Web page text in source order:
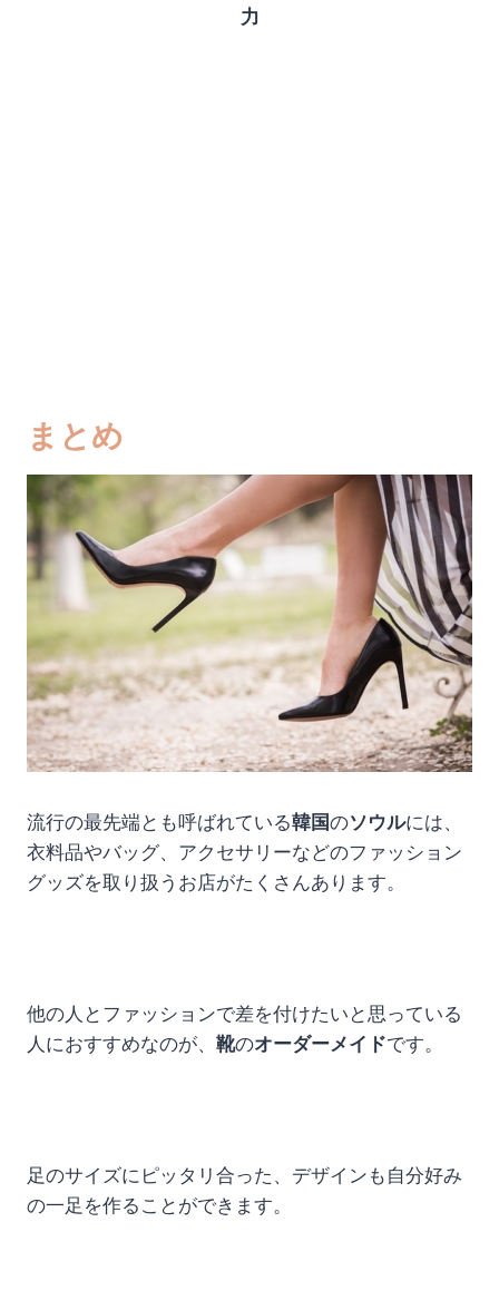
力
まとめ
流行の最先端とも呼ばれている韓国のソウルには、
衣料品やバッグ、アクセサリーなどのファッション
グッズを取り扱うお店がたくさんあります。
他の人とファッションで差を付けたいと思っている
人におすすめなのが、 靴のオーダーメイドです。
足のサイズにピッタリ合った、デザインも自分好み
の一足を作ることができます。